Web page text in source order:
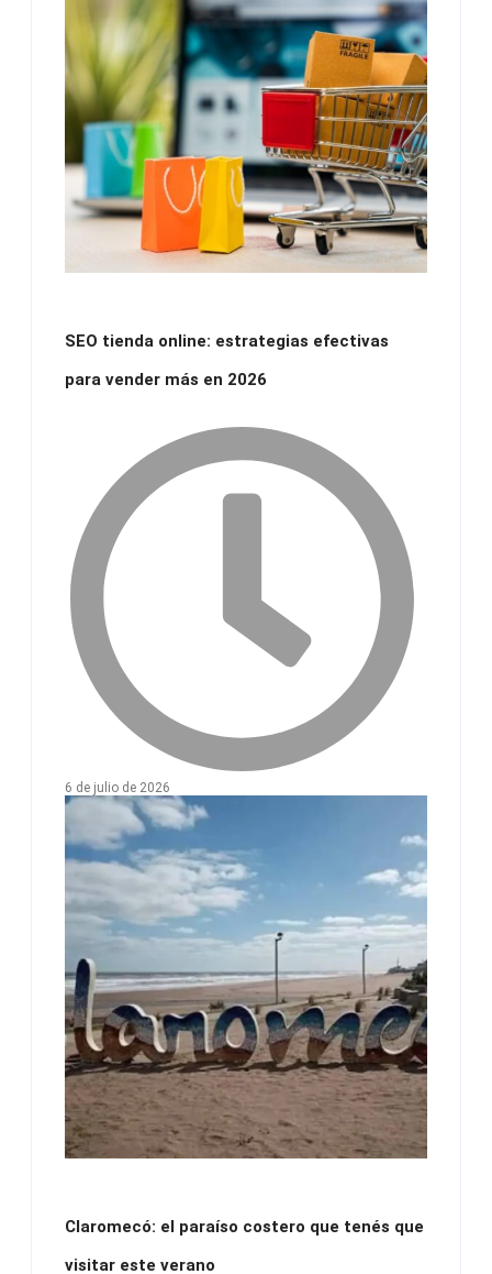
SEO tienda online: estrategias efectivas
para vender más en 2026
6 de julio de 2026
Claromecó: el paraíso costero que tenés que
visitar este verano